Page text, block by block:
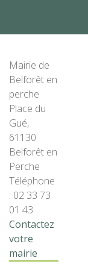
Mairie de
Belforêt en
perche
Place du
Gué,
61130
Belforêt en
Perche
Téléphone
: 02 33 73
01 43
Contactez
votre
mairie